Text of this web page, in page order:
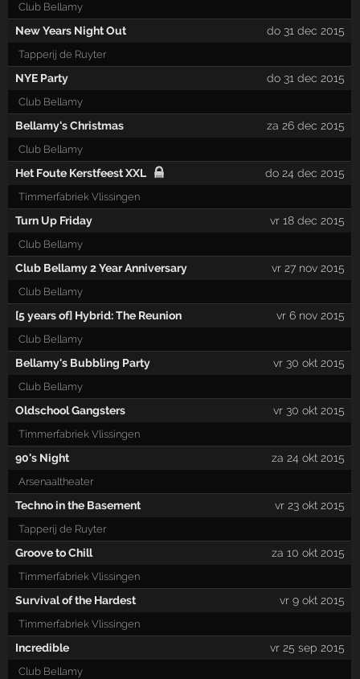
Club Bellamy
New Years Night Out do 31 dec 2015
Tapperij de Ruyter
NYE Party do 31 dec 2015
Club Bellamy
Bellamy's Christmas za 26 dec 2015
Club Bellamy
Het Foute Kerstfeest XXL do 24 dec 2015
Timmerfabriek Vlissingen
Turn Up Friday vr 18 dec 2015
Club Bellamy
Club Bellamy 2 Year Anniversary vr 27 nov 2015
Club Bellamy
[5 years of] Hybrid: The Reunion vr 6 nov 2015
Club Bellamy
Bellamy's Bubbling Party vr 30 okt 2015
Club Bellamy
Oldschool Gangsters vr 30 okt 2015
Timmerfabriek Vlissingen
90's Night za 24 okt 2015
Arsenaaltheater
Techno in the Basement vr 23 okt 2015
Tapperij de Ruyter
Groove to Chill za 10 okt 2015
Timmerfabriek Vlissingen
Survival of the Hardest vr 9 okt 2015
Timmerfabriek Vlissingen
Incredible vr 25 sep 2015
Club Bellamy